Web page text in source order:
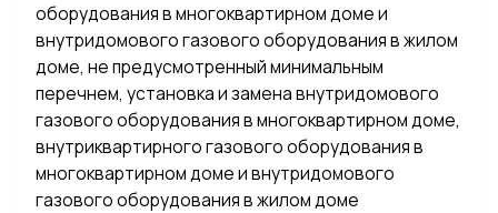
оборудования в многоквартирном доме и
внутридомового газового оборудования в жилом
доме, не предусмотренный минимальным
перечнем, установка и замена внутридомового
газового оборудования в многоквартирном доме,
внутриквартирного газового оборудования в
многоквартирном доме и внутридомового
газового оборудования в жилом доме